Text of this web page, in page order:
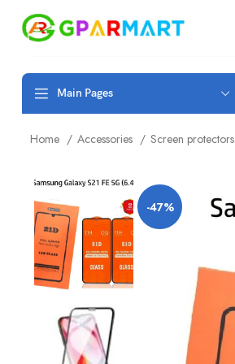
Main Pages
Home Accessories Screen protectors
-47%